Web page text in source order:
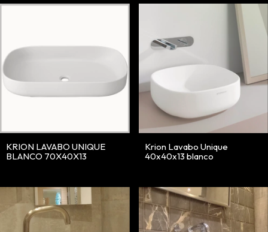
KRION LAVABO UNIQUE
BLANCO 70X40X13
Krion Lavabo Unique
40x40x13 blanco